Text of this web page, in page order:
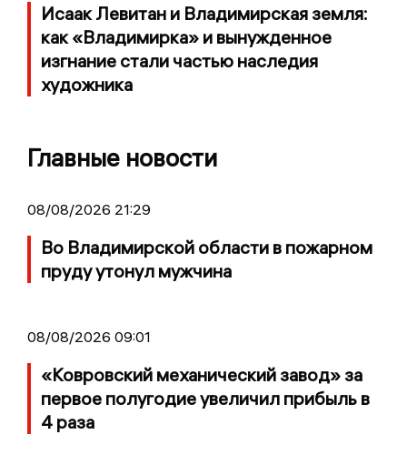
Исаак Левитан и Владимирская земля:
как «Владимирка» и вынужденное
изгнание стали частью наследия
художника
Главные новости
08/08/2026 21:29
Во Владимирской области в пожарном
пруду утонул мужчина
08/08/2026 09:01
«Ковровский механический завод» за
первое полугодие увеличил прибыль в
4 раза